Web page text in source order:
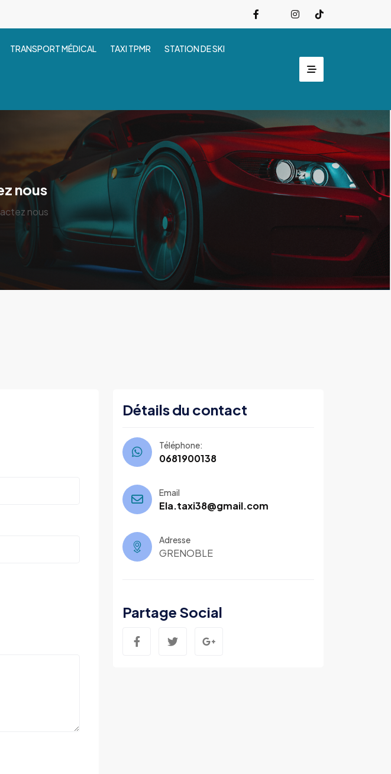
TRANSPORT MÉDICAL TAXI TPMR STATION DE SKI
nous
nous
Détails du contact
Téléphone:
0681900138
Email
Ela.taxi38@gmail.com
Adresse
GRENOBLE
Partage Social